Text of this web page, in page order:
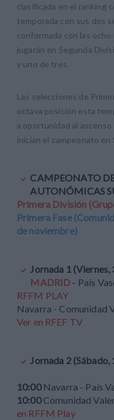
clasificada en el ranking
temporada con sus dos
conformada con las
jugarán en Segunda
y uno de tres.
Las selecciones de
octava posición esta
a oportunidad al
inician el campeonato en
CAMPEONATO
AUTONÓMICAS
Primera División
Primera Fase
de noviembre)
Jornada 1
MADRID - País
RFFM PLAY
Navarra - Comunidad
Ver en RFEF TV
Jornada 2
10:00 Navarra - País
10:00Comunidad
en RFFM Play